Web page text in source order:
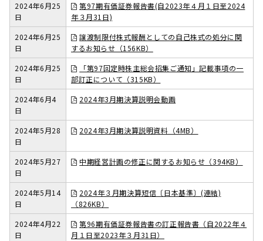
2024年6月25
日
第97期有価証券報告書(自2023年４月１日至2024
年３月31日)
2024年6月25
日
譲渡制限付株式報酬としての自己株式の処分に関
するお知らせ（156KB）
2024年6月25
日
「第97回定時株主総会招集ご通知」記載事項の一
部訂正について（315KB）
2024年6月4
日
2024年3月期決算説明会動画
2024年5月28
日
2024年3月期決算説明資料（4MB）
2024年5月27
日
中期経営計画の修正に関するお知らせ（394KB）
2024年5月14
日
2024年３月期決算短信〔日本基準〕(連結)
（826KB）
2024年4月22
日
第96期有価証券報告書の訂正報告書（自2022年４
月１日至2023年３月31日）